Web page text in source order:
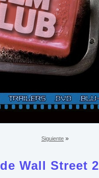
Siguiente »
Wall Street 2